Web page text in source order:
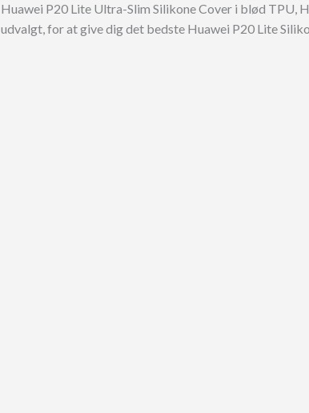
Huawei P20 Lite Ultra-Slim Silikone Cover i blød
udvalgt, for at give dig det bedste Huawei P20 Lite